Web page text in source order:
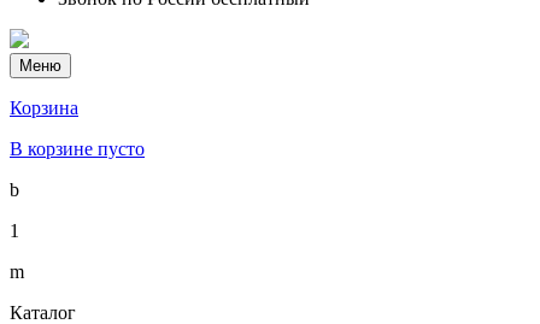
Меню
Корзина
В корзине пусто
b
1
m
Каталог